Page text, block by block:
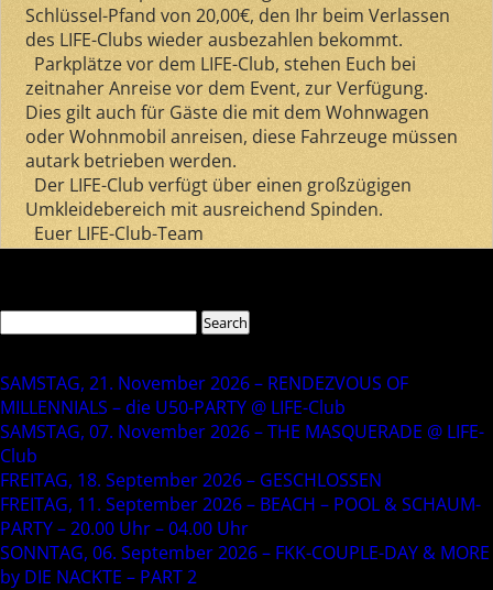
Schlüssel-Pfand von 20,00€, den Ihr beim Verlassen
des LIFE-Clubs wieder ausbezahlen bekommt.
Parkplätze vor dem LIFE-Club, stehen Euch bei
zeitnaher Anreise vor dem Event, zur Verfügung.
Dies gilt auch für Gäste die mit dem Wohnwagen
oder Wohnmobil anreisen, diese Fahrzeuge müssen
autark betrieben werden.
Der LIFE-Club verfügt über einen großzügigen
Umkleidebereich mit ausreichend Spinden.
Euer LIFE-Club-Team
SAMSTAG, 21. November 2026 – RENDEZVOUS OF
MILLENNIALS – die U50-PARTY @ LIFE-Club
SAMSTAG, 07. November 2026 – THE MASQUERADE @ LIFE-
Club
FREITAG, 18. September 2026 – GESCHLOSSEN
FREITAG, 11. September 2026 – BEACH – POOL & SCHAUM-
PARTY – 20.00 Uhr – 04.00 Uhr
SONNTAG, 06. September 2026 – FKK-COUPLE-DAY & MORE
by DIE NACKTE – PART 2